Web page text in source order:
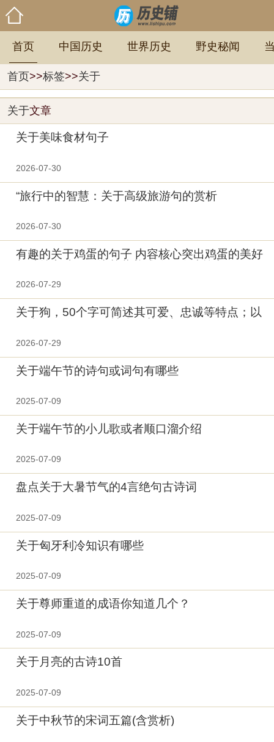
首页 中国历史 世界历史 野史秘闻
首页>>标签>>关于
关于文章
关于美味食材句子
2026-07-30
“旅行中的智慧：关于高级旅游句的赏析
2026-07-30
有趣的关于鸡蛋的句子 内容核心突出鸡蛋的美好
2026-07-29
关于狗，50个字可简述其可爱、忠诚等特点；以
2026-07-29
关于端午节的诗句或词句有哪些
2025-07-09
关于端午节的小儿歌或者顺口溜介绍
2025-07-09
盘点关于大暑节气的4言绝句古诗词
2025-07-09
关于匈牙利冷知识有哪些
2025-07-09
关于尊师重道的成语你知道几个？
2025-07-09
关于月亮的古诗10首
2025-07-09
关于中秋节的宋词五篇(含赏析)